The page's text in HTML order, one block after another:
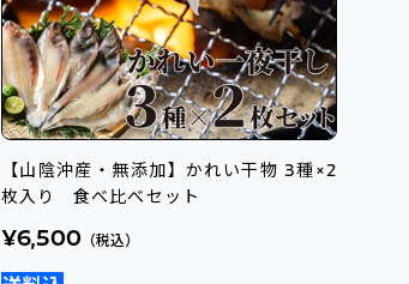
【山陰沖産・無添加】かれい干物 3種×2
枚入り 食べ比べセット
¥6,500（税込）